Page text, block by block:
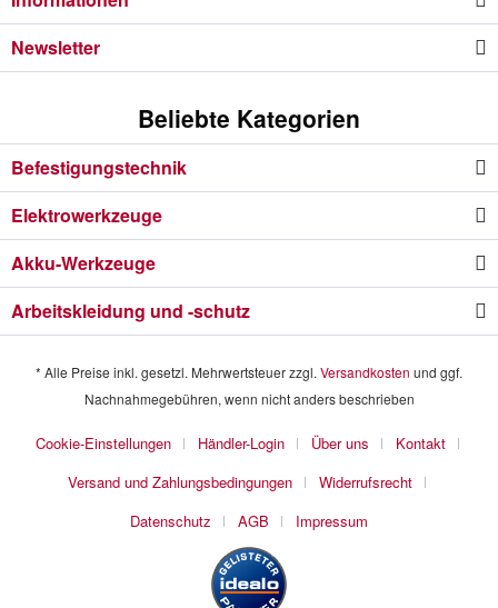
Newsletter
Beliebte Kategorien
Befestigungstechnik
Elektrowerkzeuge
Akku-Werkzeuge
Arbeitskleidung und -schutz
* Alle Preise inkl. gesetzl. Mehrwertsteuer zzgl. Versandkosten und ggf.
Nachnahmegebühren, wenn nicht anders beschrieben
Cookie-Einstellungen Händler-Login Über uns
Kontakt
Versand und Zahlungsbedingungen
Widerrufsrecht
Datenschutz
AGB Impressum